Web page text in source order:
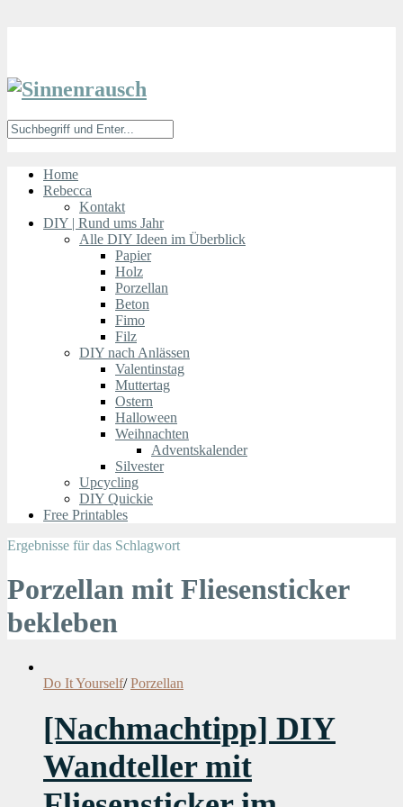
Home
Rebecca
Kontakt
DIY | Rund ums Jahr
Alle DIY Ideen im Überblick
Papier
Holz
Porzellan
Beton
Fimo
Filz
DIY nach Anlässen
Valentinstag
Muttertag
Ostern
Halloween
Weihnachten
Adventskalender
Silvester
Upcycling
DIY Quickie
Free Printables
Ergebnisse für das Schlagwort
Porzellan mit Fliesensticker
bekleben
Do It Yourself/ Porzellan
[Nachmachtipp] DIY
Wandteller mit